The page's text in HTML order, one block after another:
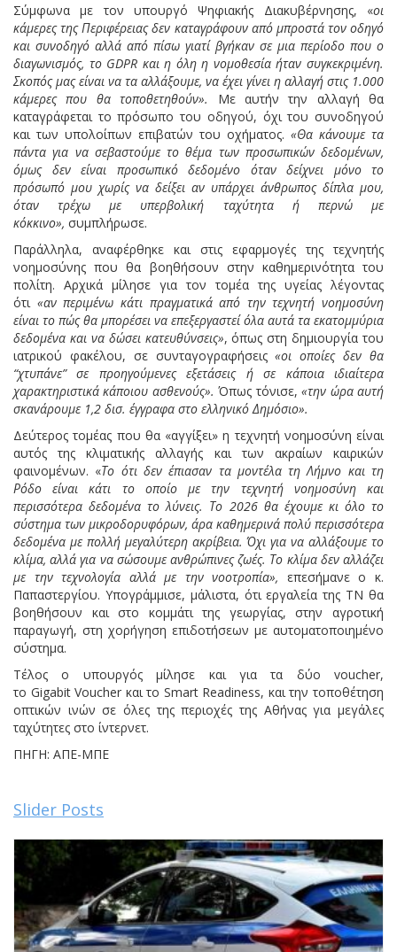
Σύμφωνα με τον υπουργό Ψηφιακής Διακυβέρνησης, «οι
κάμερες της Περιφέρειας δεν καταγράφουν από μπροστά τον οδηγό
και συνοδηγό αλλά από πίσω γιατί βγήκαν σε μια περίοδο που ο
διαγωνισμός, το GDPR και η όλη η νομοθεσία ήταν συγκεκριμένη.
Σκοπός μας είναι να τα αλλάξουμε, να έχει γίνει η αλλαγή στις 1.000
κάμερες που θα τοποθετηθούν».
Με αυτήν την αλλαγή θα
καταγράφεται το πρόσωπο του οδηγού, όχι του συνοδηγού
και των υπολοίπων επιβατών του οχήματος. «Θα κάνουμε τα
πάντα για να σεβαστούμε το θέμα των προσωπικών δεδομένων,
όμως δεν είναι προσωπικό δεδομένο όταν δείχνει μόνο το
πρόσωπό μου χωρίς να δείξει αν υπάρχει άνθρωπος δίπλα μου,
όταν τρέχω με υπερβολική ταχύτητα ή περνώ με
κόκκινο», συμπλήρωσε.
Παράλληλα, αναφέρθηκε και στις εφαρμογές της τεχνητής
νοημοσύνης που θα βοηθήσουν στην καθημερινότητα του
πολίτη. Αρχικά μίλησε για τον τομέα της υγείας λέγοντας
ότι «αν περιμένω κάτι πραγματικά από την τεχνητή νοημοσύνη
είναι το πώς θα μπορέσει να επεξεργαστεί όλα αυτά τα εκατομμύρια
δεδομένα και να δώσει κατευθύνσεις», όπως στη δημιουργία του
ιατρικού φακέλου, σε συνταγογραφήσεις«οι οποίες δεν θα
“χτυπάνε” σε προηγούμενες εξετάσεις ή σε κάποια ιδιαίτερα
χαρακτηριστικά κάποιου ασθενούς». Όπως τόνισε,«την ώρα αυτή
σκανάρουμε 1,2 δισ. έγγραφα στο ελληνικό Δημόσιο».
Δεύτερος τομέας που θα «αγγίξει» η τεχνητή νοημοσύνη είναι
αυτός της κλιματικής αλλαγής και των ακραίων καιρικών
φαινομένων. «Το ότι δεν έπιασαν τα μοντέλα τη Λήμνο και τη
Ρόδο είναι κάτι το οποίο με την τεχνητή νοημοσύνη και
περισσότερα δεδομένα το λύνεις. Το 2026 θα έχουμε κι όλο το
σύστημα των μικροδορυφόρων, άρα καθημερινά πολύ περισσότερα
δεδομένα με πολλή μεγαλύτερη ακρίβεια. Όχι για να αλλάξουμε το
κλίμα, αλλά για να σώσουμε ανθρώπινες ζωές. Το κλίμα δεν αλλάζει
με την τεχνολογία αλλά με την νοοτροπία», επεσήμανε ο κ.
Παπαστεργίου. Υπογράμμισε, μάλιστα, ότι εργαλεία της ΤΝ θα
βοηθήσουν και στο κομμάτι της γεωργίας, στην αγροτική
παραγωγή, στη χορήγηση επιδοτήσεων με αυτοματοποιημένο
σύστημα.
Τέλος ο υπουργός μίλησε και για τα δύο voucher,
το GigabitVoucher και το Smart Readiness, και την τοποθέτηση
οπτικών ινών σε όλες της περιοχές της Αθήνας για μεγάλες
ταχύτητες στο ίντερνετ.
ΠΗΓΗ: ΑΠΕ-ΜΠΕ
Slider Posts